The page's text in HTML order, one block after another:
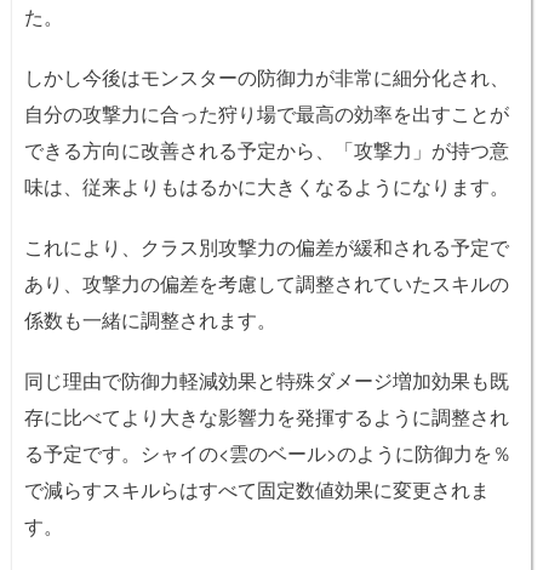
た。
しかし今後はモンスターの防御力が非常に細分化され、
自分の攻撃力に合った狩り場で最高の効率を出すことが
できる方向に改善される予定から、「攻撃力」が持つ意
味は、従来よりもはるかに大きくなるようになります。
これにより、クラス別攻撃力の偏差が緩和される予定で
あり、攻撃力の偏差を考慮して調整されていたスキルの
係数も一緒に調整されます。
同じ理由で防御力軽減効果と特殊ダメージ増加効果も既
存に比べてより大きな影響力を発揮するように調整され
る予定です。シャイの<雲のベール>のように防御力を％
で減らすスキルらはすべて固定数値効果に変更されま
す。